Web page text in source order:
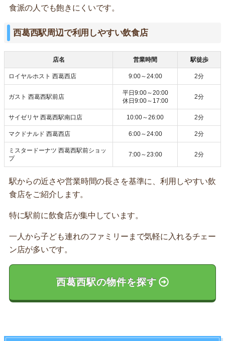
食派の人でも飽きにくいです。
西葛西駅周辺で利用しやすい飲食店
店名 営業時間 駅徒歩
ロイヤルホスト 西葛西店 9:00～24:00 2分
ガスト 西葛西駅前店
平日9:00～20:00
休日9:00～17:00
2分
サイゼリヤ 西葛西駅南口店 10:00～26:00 2分
マクドナルド 西葛西店 6:00～24:00 2分
ミスタードーナツ 西葛西駅前ショッ
プ
7:00～23:00 2分
駅からの近さや営業時間の長さを基準に、利用しやすい飲
食店をご紹介します。
特に駅前に飲食店が集中しています。
一人から子ども連れのファミリーまで気軽に入れるチェー
ン店が多いです。
西葛西駅の物件を探す